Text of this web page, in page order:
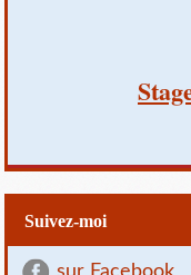
Suivez-moi
sur Facebook